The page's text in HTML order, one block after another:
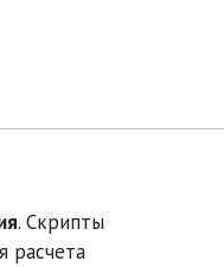
. Скрипты
расчета